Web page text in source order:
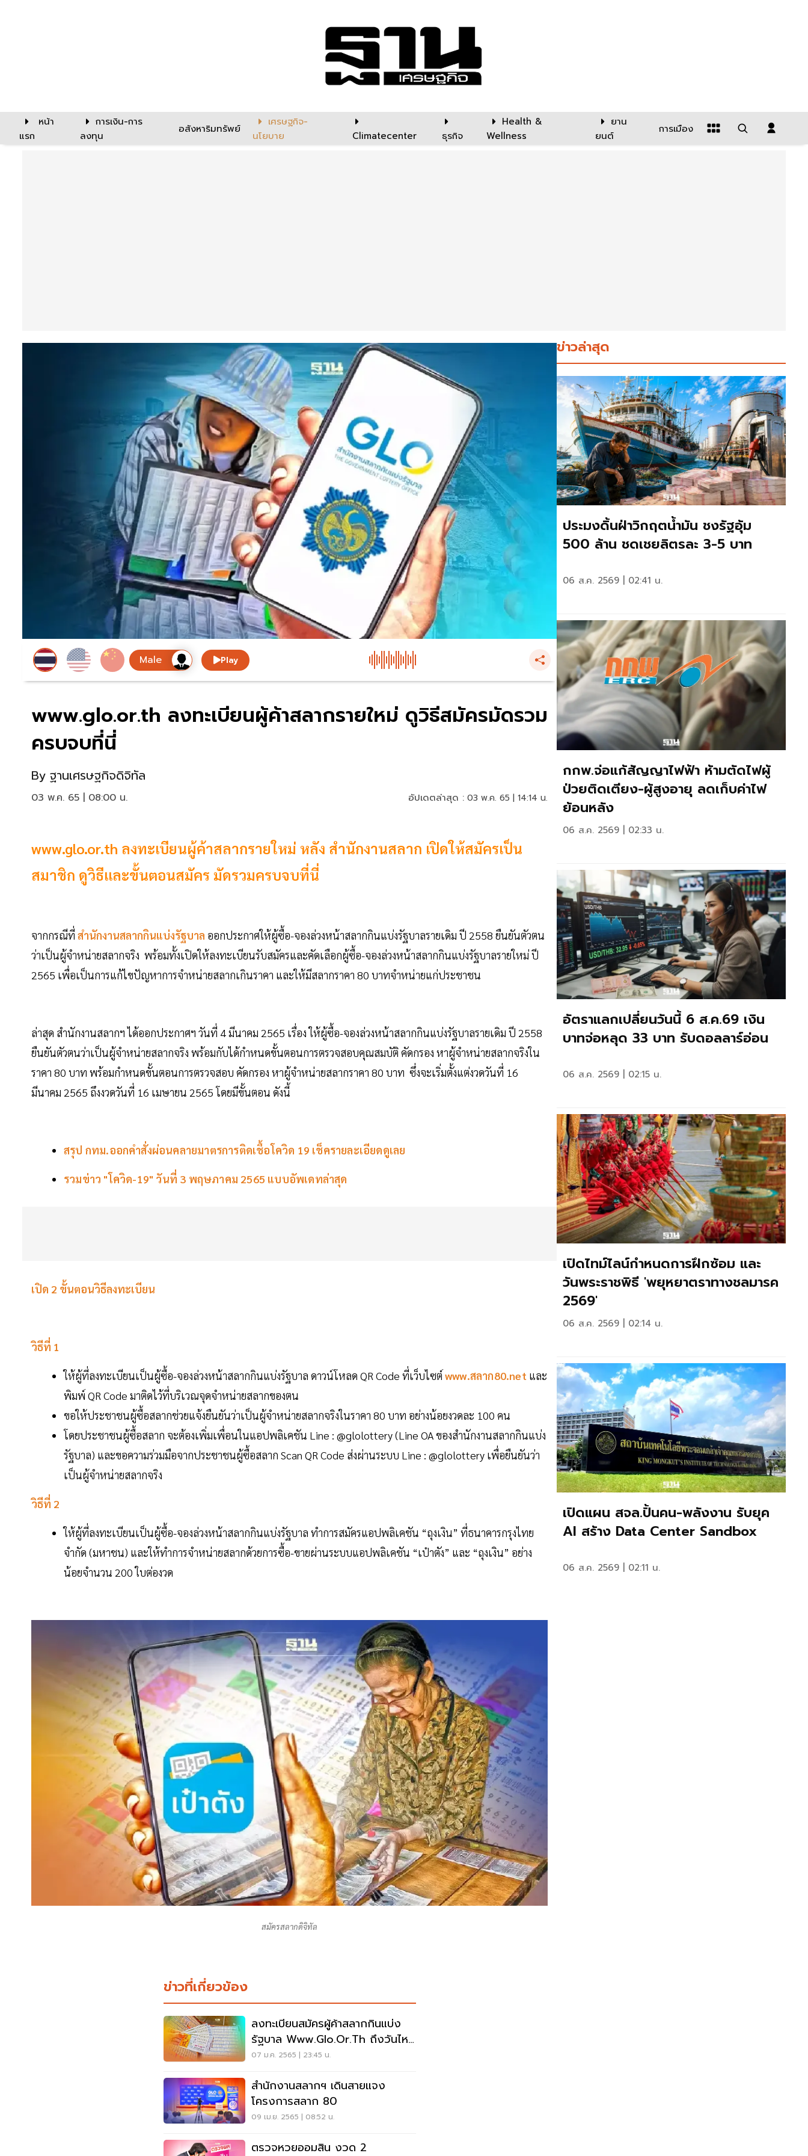
หน้า
แรก
การเงิน-การ
ลงทุน
อสังหาริมทรัพย์
เศรษฐกิจ-
นโยบาย
Climatecenter ธุรกิจ
Health &
Wellness
ยาน
ยนต์
การเมือง
Play
www.glo.or.th ลงทะเบียนผู้ค้าสลากรายใหม่ ดูวิธีสมัครมัดรวม
ครบจบที่นี่
By ฐานเศรษฐกิจดิจิทัล
03 พ.ค. 65 | 08:00 น. อัปเดตล่าสุด : 03 พ.ค. 65 | 14:14 น.
www.glo.or.th ลงทะเบียนผู้ค้าสลากรายใหม่ หลัง สำนักงานสลาก เปิดให้สมัครเป็น
สมาชิก ดูวิธีและขั้นตอนสมัคร มัดรวมครบจบที่นี่
จากกรณีที่ สำนักงานสลากกินแบ่งรัฐบาล ออกประกาศให้ผู้ซื้อ-จองล่วงหน้าสลากกินแบ่งรัฐบาลรายเดิม ปี 2558 ยืนยันตัวตน
ว่าเป็นผู้จำหน่ายสลากจริง พร้อมทั้งเปิดให้ลงทะเบียนรับสมัครและคัดเลือกผู้ซื้อ-จองล่วงหน้าสลากกินแบ่งรัฐบาลรายใหม่ ปี
2565 เพื่อเป็นการแก้ไขปัญหาการจำหน่ายสลากเกินราคา และให้มีสลากราคา 80 บาทจำหน่ายแก่ประชาชน
ล่าสุด สำนักงานสลากฯ ได้ออกประกาศฯ วันที่ 4 มีนาคม 2565 เรื่อง ให้ผู้ซื้อ-จองล่วงหน้าสลากกินแบ่งรัฐบาลรายเดิม ปี 2558
ยืนยันตัวตนว่าเป็นผู้จำหน่ายสลากจริง พร้อมกับได้กำหนดขั้นตอนการตรวจสอบคุณสมบัติ คัดกรอง หาผู้จำหน่ายสลากจริงใน
ราคา 80 บาท พร้อมกำหนดขั้นตอนการตรวจสอบ คัดกรอง หาผู้จำหน่ายสลากราคา 80 บาท ซึ่งจะเริ่มตั้งแต่งวดวันที่ 16
มีนาคม 2565 ถึงงวดวันที่ 16 เมษายน 2565 โดยมีขั้นตอน ดังนี้
สรุป กทม.ออกคำสั่งผ่อนคลายมาตรการติดเชื้อโควิด 19 เช็ครายละเอียดดูเลย
รวมข่าว "โควิด-19" วันที่ 3 พฤษภาคม 2565 แบบอัพเดทล่าสุด
เปิด 2 ขั้นตอนวิธีลงทะเบียน
วิธีที่ 1
ให้ผู้ที่ลงทะเบียนเป็นผู้ซื้อ-จองล่วงหน้าสลากกินแบ่งรัฐบาล ดาวน์โหลด QR Code ที่เว็บไซต์ www.สลาก80.net และ
พิมพ์ QR Code มาติดไว้ที่บริเวณจุดจำหน่ายสลากของตน
ขอให้ประชาชนผู้ซื้อสลากช่วยแจ้งยืนยันว่าเป็นผู้จำหน่ายสลากจริงในราคา 80 บาท อย่างน้อยงวดละ 100 คน
โดยประชาชนผู้ซื้อสลาก จะต้องเพิ่มเพื่อนในแอปพลิเคชัน Line : @glolottery (Line OA ของสำนักงานสลากกินแบ่ง
รัฐบาล) และขอความร่วมมือจากประชาชนผู้ซื้อสลาก Scan QR Code ส่งผ่านระบบ Line : @glolottery เพื่อยืนยันว่า
เป็นผู้จำหน่ายสลากจริง
วิธีที่ 2
ให้ผู้ที่ลงทะเบียนเป็นผู้ซื้อ-จองล่วงหน้าสลากกินแบ่งรัฐบาล ทำการสมัครแอปพลิเคชัน “ถุงเงิน” ที่ธนาคารกรุงไทย
จำกัด (มหาชน) และให้ทำการจำหน่ายสลากด้วยการซื้อ-ขายผ่านระบบแอปพลิเคชัน “เป๋าตัง” และ “ถุงเงิน” อย่าง
น้อยจำนวน 200 ใบต่องวด
สมัครสลากดิจิทัล
ข่าวที่เกี่ยวข้อง
ลงทะเบียนสมัครผู้ค้าสลากกินแบ่ง
รัฐบาล Www.glo.or.th ถึงวันไหน
เช็คที่นี่
07 ม.ค. 2565 | 23:45 น.
สำนักงานสลากฯ เดินสายแจง
โครงการสลาก 80
09 เม.ย. 2565 | 08:52 น.
ตรวจหวยออมสิน งวด 2
ข่าวล่าสุด
ประมงดิ้นฝ่าวิกฤตน้ำมัน ชงรัฐอุ้ม
500 ล้าน ชดเชยลิตรละ 3-5 บาท
06 ส.ค. 2569 | 02:41 น.
กกพ.จ่อแก้สัญญาไฟฟ้า ห้ามตัดไฟผู้
ป่วยติดเตียง-ผู้สูงอายุ ลดเก็บค่าไฟ
ย้อนหลัง
06 ส.ค. 2569 | 02:33 น.
อัตราแลกเปลี่ยนวันนี้ 6 ส.ค.69 เงิน
บาทจ่อหลุด 33 บาท รับดอลลาร์อ่อน
06 ส.ค. 2569 | 02:15 น.
เปิดไทม์ไลน์กำหนดการฝึกซ้อม และ
วันพระราชพิธี 'พยุหยาตราทางชลมารค
2569'
06 ส.ค. 2569 | 02:14 น.
เปิดแผน สจล.ปั้นคน-พลังงาน รับยุค
AI สร้าง Data Center Sandbox
06 ส.ค. 2569 | 02:11 น.